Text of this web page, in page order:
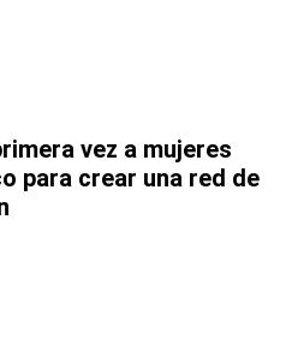
vez a mujeres
para crear una red de